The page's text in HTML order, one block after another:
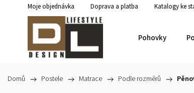
Moje objednávka Doprava a platba Katalogy ke
Pohovky
Domů / Postele / Matrace / Podle rozměrů /